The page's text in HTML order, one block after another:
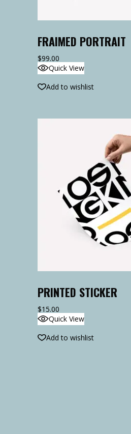
FRAIMED PORTRAIT
$99.00
Quick View
Add to wishlist
PRINTED STICKER
$15.00
Quick View
Add to wishlist